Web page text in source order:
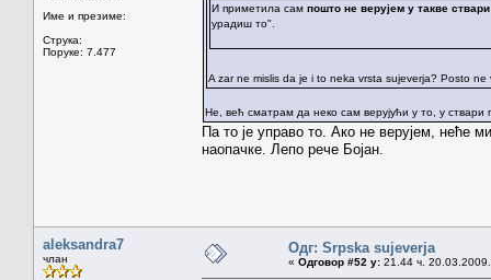
Име и презиме:
Струка:
Поруке: 7.477
И приметила сам пошто не верујем у такве ствари
урадиш то".
A zar ne mislis da je i to neka vrsta sujeverja? Posto
Не, већ сматрам да неко сам верујући у то, у ствари
Па то је управо то. Ако не верујем, неће
наопачке. Лепо рече Бојан.
aleksandra7
члан
Одг: Srpska sujeverja
« Одговор #52 у: 21.44 ч.